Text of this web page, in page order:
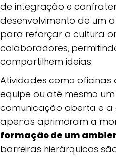
de integração e
desenvolvimento de um
para reforçar a cultura
colaboradores,
compartilhem ideias.
Atividades como
equipe ou até mesmo
comunicação aberta e a
apenas aprimoram a
formação de um
barreiras hierárquicas